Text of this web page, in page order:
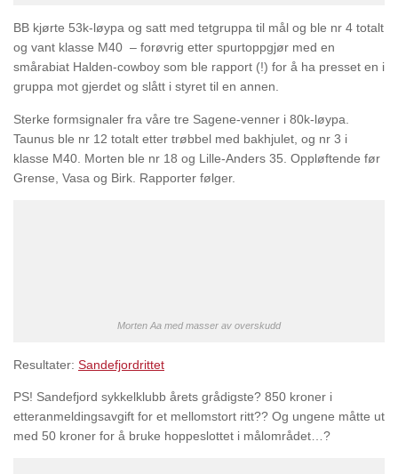
BB kjørte 53k-løypa og satt med tetgruppa til mål og ble nr 4 totalt
og vant klasse M40 – forøvrig etter spurtoppgjør med en
smårabiat Halden-cowboy som ble rapport (!) for å ha presset en i
gruppa mot gjerdet og slått i styret til en annen.
Sterke formsignaler fra våre tre Sagene-venner i 80k-løypa.
Taunus ble nr 12 totalt etter trøbbel med bakhjulet, og nr 3 i
klasse M40. Morten ble nr 18 og Lille-Anders 35. Oppløftende før
Grense, Vasa og Birk. Rapporter følger.
Morten Aa med masser av overskudd
Resultater: Sandefjordrittet
PS! Sandefjord sykkelklubb årets grådigste? 850 kroner i
etteranmeldingsavgift for et mellomstort ritt?? Og ungene måtte ut
med 50 kroner for å bruke hoppeslottet i målområdet…?